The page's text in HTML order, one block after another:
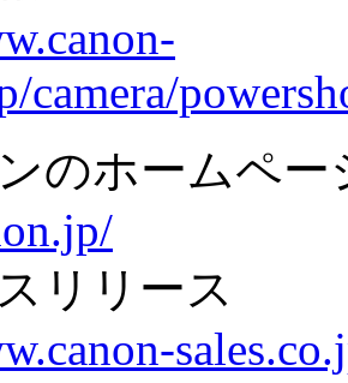
camera/
のホームペー
リリース